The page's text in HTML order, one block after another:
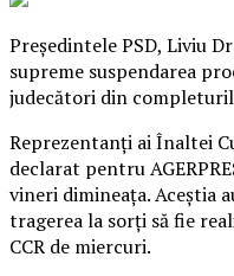
Preşedintele PSD, Liviu
supreme suspendarea
judecători din
Reprezentanţi ai Înaltei
declarat pentru
vineri dimineaţa. Aceştia
tragerea la sorţi să fie
CCR de miercuri.